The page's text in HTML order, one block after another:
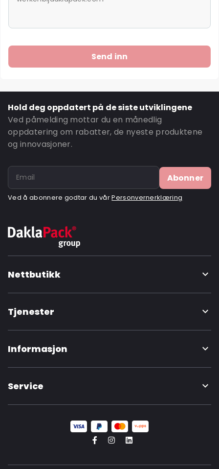
Hold deg oppdatert på de siste utviklingene
Ved påmelding mottar du en månedlig
oppdatering om rabatter, de nyeste produktene
og innovasjoner.
Abonner
Ved å abonnere godtar du vårPersonvernerklæring
Nettbutikk
Tjenester
Informasjon
Service